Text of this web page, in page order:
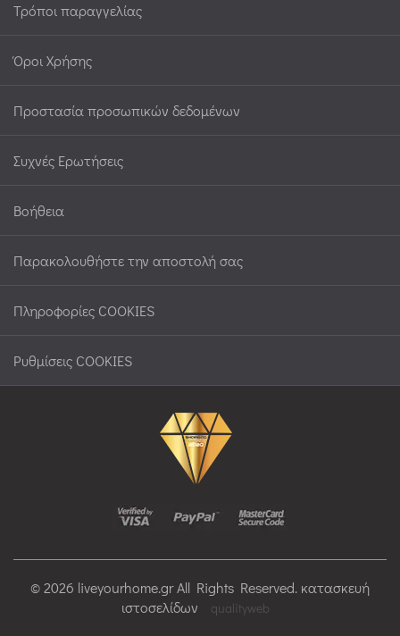
Τρόποι παραγγελίας
Όροι Χρήσης
Προστασία προσωπικών δεδομένων
Συχνές Ερωτήσεις
Βοήθεια
Παρακολουθήστε την αποστολή σας
Πληροφορίες COOKIES
Ρυθμίσεις COOKIES
© 2026 liveyourhome.gr All Rights Reserved. κατασκευή
ιστοσελίδων
qualityweb